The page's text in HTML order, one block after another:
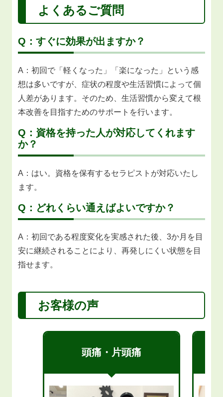
よくあるご質問
Q：すぐに効果が出ますか？
A：初回で「軽くなった」「楽になった」という感
想は多いですが、症状の程度や生活習慣によって個
人差があります。そのため、生活習慣から変えて根
本改善を目指すためのサポートを行います。
Q：資格を持った人が対応してくれます
か？
A：はい。資格を保有するセラピストが対応いたし
ます。
Q：どれくらい通えばよいですか？
A：初回である程度変化を実感された後、3か月を目
安に継続されることにより、再発しにくい状態を目
指せます。
お客様の声
頭痛・片頭痛